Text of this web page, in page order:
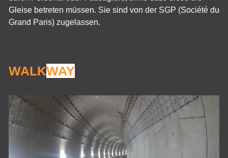
Gleise betreten müssen. Sie sind von der SGP (Société du
Grand Paris) zugelassen.
WALKWAY